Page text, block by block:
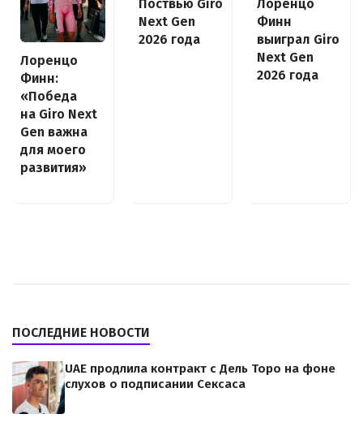
Лоренцо
Финн:
«Победа
на Giro Next
Gen важна
для моего
развития»
Поствью Giro
Next Gen
2026 года
Лоренцо
Финн
выиграл Giro
Next Gen
2026 года
ПОСЛЕДНИЕ НОВОСТИ
UAE продлила контракт с Дель Торо на фоне
слухов о подписании Сексаса